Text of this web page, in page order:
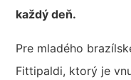
každý deň.
Pre mladého
Fittipaldi, ktorý je